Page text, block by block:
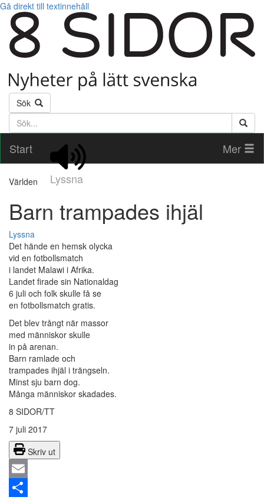
Gå direkt till textinnehåll
Sök
Söktext
Start
Lyssna
Mer
Världen
Barn trampades ihjäl
Lyssna
Det hände en hemsk olycka
vid en fotbollsmatch
i landet Malawi i Afrika.
Landet firade sin Nationaldag
6 juli och folk skulle få se
en fotbollsmatch gratis.
Det blev trångt när massor
med människor skulle
in på arenan.
Barn ramlade och
trampades ihjäl i trängseln.
Minst sju barn dog.
Många människor skadades.
8 SIDOR/TT
7 juli 2017
Skriv ut
Email